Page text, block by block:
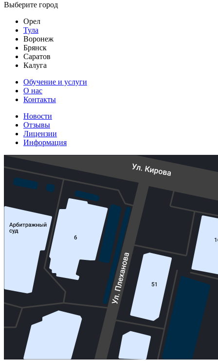
Выберите город
Орел
Тула
Воронеж
Брянск
Саратов
Калуга
Обучение и услуги
О нас
Контакты
Новости
Отзывы
Лицензии
Информация